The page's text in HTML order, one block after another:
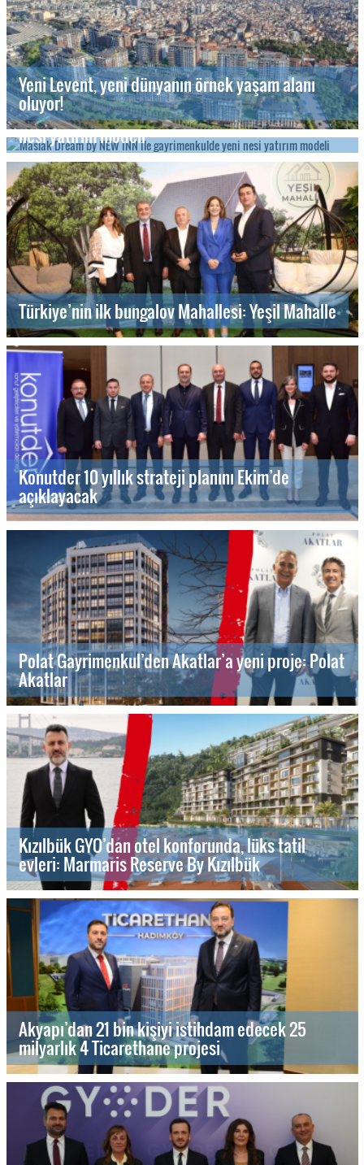
Yeni Levent, yeni dünyanın örnek yaşam alanı
oluyor!
Maslak Dream by NEW INN ile gayrimenkulde yeni
nesi yatırım modeli
Türkiye’nin ilk bungalov Mahallesi: Yeşil Mahalle
Konutder 10 yıllık strateji planını Ekim’de
açıklayacak
Polat Gayrimenkul’den Akatlar’a yeni proje: Polat
Akatlar
Kızılbük GYO’dan otel konforunda, lüks tatil
evleri: Marmaris Reserve By Kızılbük
Akyapı’dan 21 bin kişiyi istihdam edecek 25
milyarlık 4 Ticarethane projesi